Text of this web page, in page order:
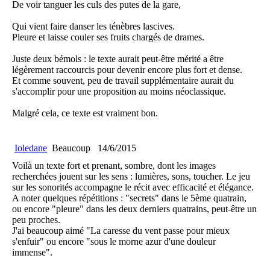
De voir tanguer les culs des putes de la gare,
Qui vient faire danser les ténèbres lascives.
Pleure et laisse couler ses fruits chargés de drames.
Juste deux bémols : le texte aurait peut-être mérité a être
légèrement raccourcis pour devenir encore plus fort et dense.
Et comme souvent, peu de travail supplémentaire aurait du
s'accomplir pour une proposition au moins néoclassique.
Malgré cela, ce texte est vraiment bon.
Ioledane Beaucoup
14/6/2015
Voilà un texte fort et prenant, sombre, dont les images
recherchées jouent sur les sens : lumières, sons, toucher. Le jeu
sur les sonorités accompagne le récit avec efficacité et élégance.
A noter quelques répétitions : "secrets" dans le 5ème quatrain,
ou encore "pleure" dans les deux derniers quatrains, peut-être un
peu proches.
J'ai beaucoup aimé "La caresse du vent passe pour mieux
s'enfuir" ou encore "sous le morne azur d'une douleur
immense".